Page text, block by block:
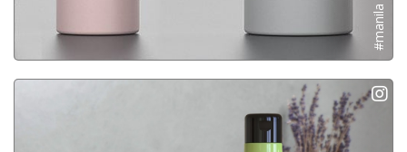
#manila